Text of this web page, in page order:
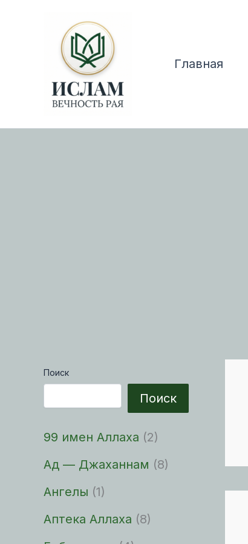
содержимому
Главная
Поиск
Поиск
99 имен Аллаха (2)
Ад — Джаханнам (8)
Ангелы (1)
Аптека Аллаха (8)